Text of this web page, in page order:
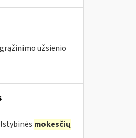
užsienio
mokesčių